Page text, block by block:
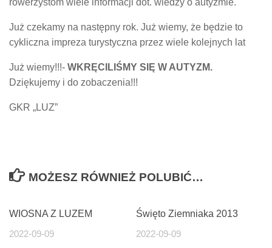
rowerzystom wiele informacji dot. wiedzy o autyzmie.
Już czekamy na następny rok. Już wiemy, że będzie to
cykliczna impreza turystyczna przez wiele kolejnych lat
Już wiemy!!!- WKRĘCILIŚMY SIĘ W AUTYZM.
Dziękujemy i do zobaczenia!!!
GKR „LUZ”
MOŻESZ RÓWNIEŻ POLUBIĆ…
WIOSNA Z LUZEM
2022-09-09
Święto Ziemniaka 2013
2022-09-09